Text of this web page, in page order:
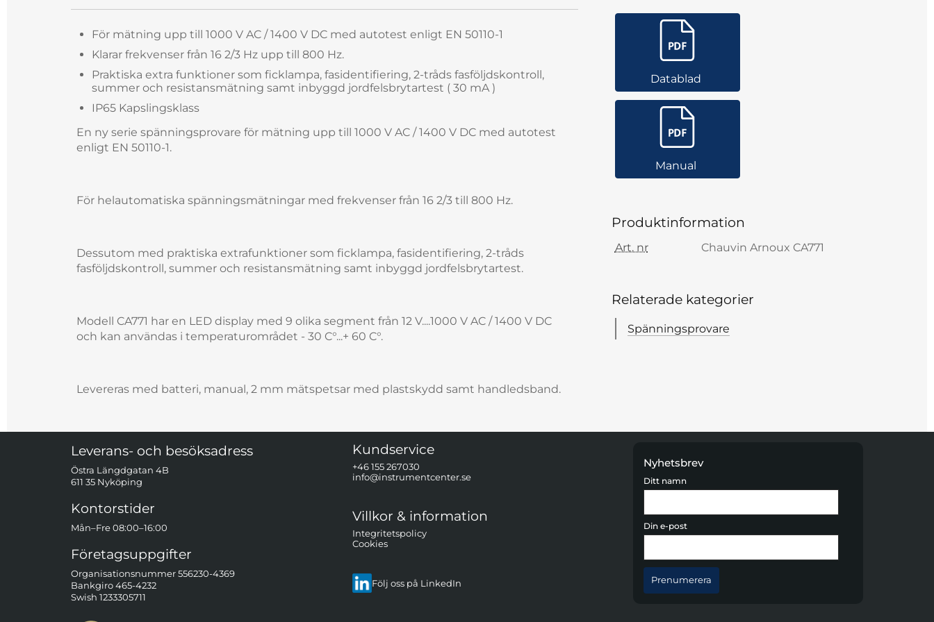
För mätning upp till 1000 V AC / 1400 V DC med autotest enligt EN 50110-1
Klarar frekvenser från 16 2/3 Hz upp till 800 Hz.
Praktiska extra funktioner som ficklampa, fasidentifiering, 2-tråds fasföljdskontroll,
summer och resistansmätning samt inbyggd jordfelsbrytartest ( 30 mA )
IP65 Kapslingsklass
En ny serie spänningsprovare för mätning upp till 1000 V AC / 1400 V DC med autotest
enligt EN 50110-1.
För helautomatiska spänningsmätningar med frekvenser från 16 2/3 till 800 Hz.
Dessutom med praktiska extrafunktioner som ficklampa, fasidentifiering, 2-tråds
fasföljdskontroll, summer och resistansmätning samt inbyggd jordfelsbrytartest.
Modell CA771 har en LED display med 9 olika segment från 12 V....1000 V AC / 1400 V DC
och kan användas i temperaturområdet - 30 C°...+ 60 C°.
Levereras med batteri, manual, 2 mm mätspetsar med plastskydd samt handledsband.
Datablad
Manual
Produktinformation
Art. nr Chauvin Arnoux CA771
Relaterade kategorier
Spänningsprovare
Sidfot Blandad info och länkar
Leverans- och besöksadress
Östra Längdgatan 4B
611 35 Nyköping
Kontorstider
Mån–Fre 08:00–16:00
Företagsuppgifter
Organisationsnummer 556230-4369
Bankgiro 465-4232
Swish 1233305711
Kundservice
+46 155 267030
info@instrumentcenter.se
Villkor & information
Integritetspolicy
Cookies
Följ oss på LinkedIn
Nyhetsbrev
Ditt namn
Din e-post